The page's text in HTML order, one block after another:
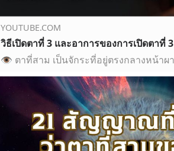
YOUTUBE.COM
วิธีเปิดตาที่ 3 และอาการของการเปิดตาที่ 3